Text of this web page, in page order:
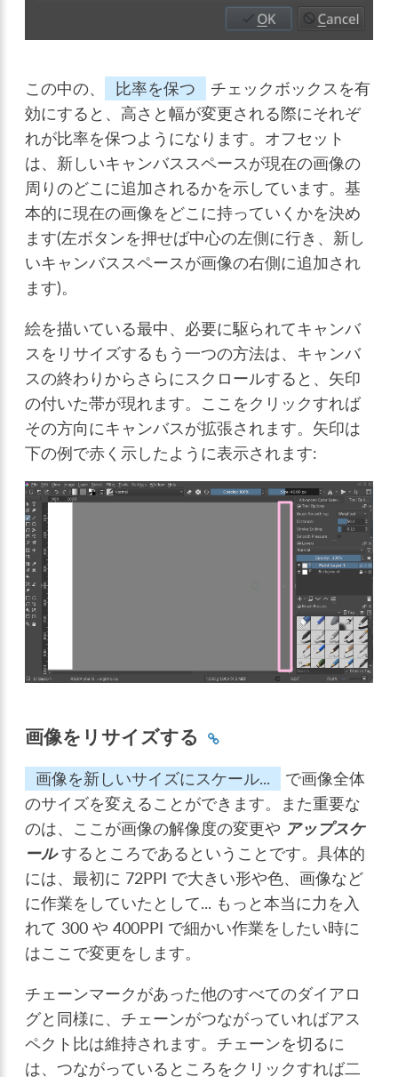
この中の、 比率を保つ
チェックボックスを有
効にすると、高さと幅が変更される際にそれぞ
れが比率を保つようになります。オフセット
は、新しいキャンバススペースが現在の画像の
周りのどこに追加されるかを示しています。基
本的に現在の画像をどこに持っていくかを決め
ます(左ボタンを押せば中心の左側に行き、新し
いキャンバススペースが画像の右側に追加され
ます)。
絵を描いている最中、必要に駆られてキャンバ
スをリサイズするもう一つの方法は、キャンバ
スの終わりからさらにスクロールすると、矢印
の付いた帯が現れます。ここをクリックすれば
その方向にキャンバスが拡張されます。矢印は
下の例で赤く示したように表示されます:
画像をリサイズする
画像を新しいサイズにスケール...
で画像全体
のサイズを変えることができます。また重要な
のは、ここが画像の解像度の変更や アップスケ
ールするところであるということです。具体的
には、最初に 72PPI で大きい形や色、画像など
に作業をしていたとして... もっと本当に力を入
れて 300 や 400PPI で細かい作業をしたい時に
はここで変更をします。
チェーンマークがあった他のすべてのダイアロ
グと同様に、チェーンがつながっていればアス
ペクト比は維持されます。チェーンを切るに
は、つながっているところをクリックすれば二